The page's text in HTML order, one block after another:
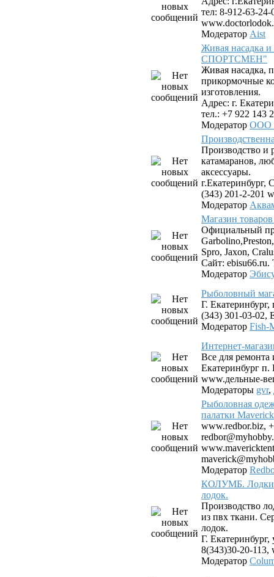
тел: 8-912-63-
Модератор Aist
Живая насадка
СПОРТСМЕН"
Живая насадка,
прикормочные
изготовления.
Адрес: г.
тел.: +7 922 143
Модератор ООО
Производство
катамаранов,
аксессуары.
г.Екатеринбург,
(343) 201-2-201
Модератор
Магазин
Официальный
Spro, Jaxon,
Сайт: ebisu66.ru.
Модератор
Рыболовный
Г.
(343) 301-03-02,
Модератор Fish-
Интернет-
Все для ремонта
Екатеринбург п.
www.дельные-
Модераторы gvr,
Рыболовная
палатки Maverick
www.redbor.biz,
Модератор
КОЛУМБ. Лодки
лодок.
Производство
из пвх ткани.
лодок.
Г. Екатеринбург,
8(343)30-20-113,
Модератор